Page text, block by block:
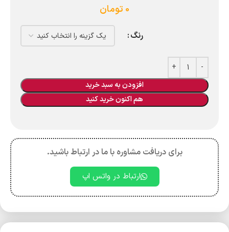
0 تومان
رنگ
افزودن به سبد خرید
هم اکنون خرید کنید
برای دریافت مشاوره با ما در ارتباط باشید.
ارتباط در واتس اپ